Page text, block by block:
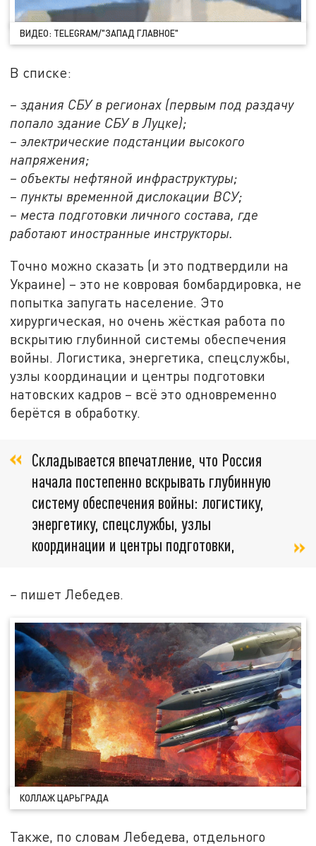
ВИДЕО: TELEGRAM/"ЗАПАД ГЛАВНОЕ"
В списке:
– здания СБУ в регионах (первым под раздачу
попало здание СБУ в Луцке);
– электрические подстанции высокого
напряжения;
– объекты нефтяной инфраструктуры;
– пункты временной дислокации ВСУ;
– места подготовки личного состава, где
работают иностранные инструкторы.
Точно можно сказать (и это подтвердили на
Украине) – это не ковровая бомбардировка, не
попытка запугать население. Это
хирургическая, но очень жёсткая работа по
вскрытию глубинной системы обеспечения
войны. Логистика, энергетика, спецслужбы,
узлы координации и центры подготовки
натовских кадров – всё это одновременно
берётся в обработку.
Складывается впечатление, что Россия
начала постепенно вскрывать глубинную
систему обеспечения войны: логистику,
энергетику, спецслужбы, узлы
координации и центры подготовки,
– пишет Лебедев.
КОЛЛАЖ ЦАРЬГРАДА
Также, по словам Лебедева, отдельного